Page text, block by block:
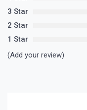
3 Star
2 Star
1 Star
(Add your review)